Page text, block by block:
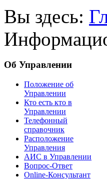
Вы здесь:
Об Управлении
Положение об
Управлении
Кто есть кто в
Управлении
Телефонный
справочник
Расположение
Управления
АИС в Управлении
Вопрос-Ответ
Online-Консультант